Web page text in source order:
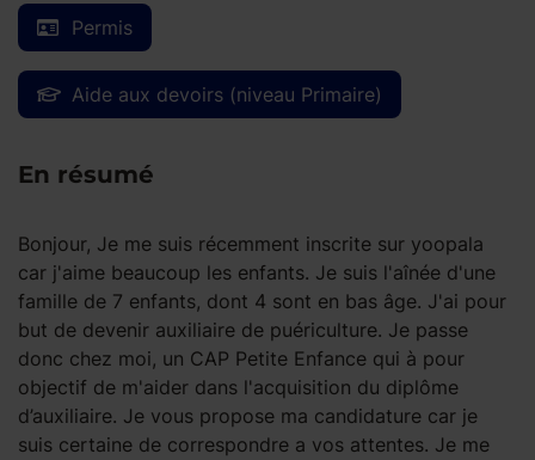
Permis
Aide aux devoirs (niveau Primaire)
En résumé
Bonjour, Je me suis récemment inscrite sur yoopala
car j'aime beaucoup les enfants. Je suis l'aînée d'une
famille de 7 enfants, dont 4 sont en bas âge. J'ai pour
but de devenir auxiliaire de puériculture. Je passe
donc chez moi, un CAP Petite Enfance qui à pour
objectif de m'aider dans l'acquisition du diplôme
d’auxiliaire. Je vous propose ma candidature car je
suis certaine de correspondre a vos attentes. Je me